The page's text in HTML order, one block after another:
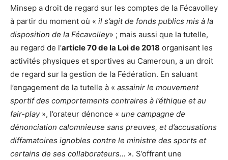
Minsep a droit de regard sur les comptes de la Fécavolley
à partir du moment où « il s’agit de fonds publics mis à la
disposition de la Fécavolley» ; mais aussi que la tutelle,
au regard de l’article 70 de la Loi de 2018 organisant les
activités physiques et sportives au Cameroun, a un droit
de regard sur la gestion de la Fédération. En saluant
l’engagement de la tutelle à « assainir le mouvement
sportif des comportements contraires à l’éthique et au
fair-play», l’orateur dénonce « une campagne de
dénonciation calomnieuse sans preuves, et d’accusations
diffamatoires ignobles contre le ministre des sports et
certains de ses collaborateurs… ». S’offrant une